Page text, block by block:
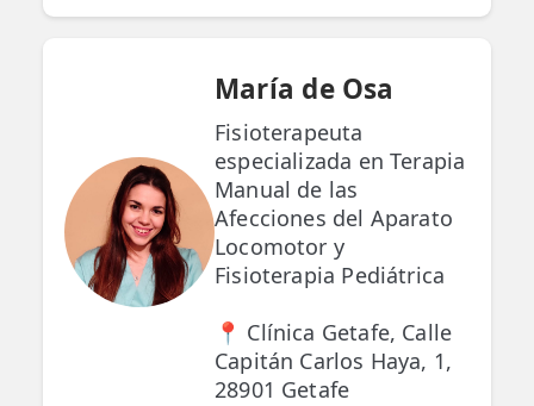
María de Osa
Fisioterapeuta
especializada en Terapia
Manual de las
Afecciones del Aparato
Locomotor y
Fisioterapia Pediátrica
📍 Clínica Getafe, Calle
Capitán Carlos Haya, 1,
28901 Getafe